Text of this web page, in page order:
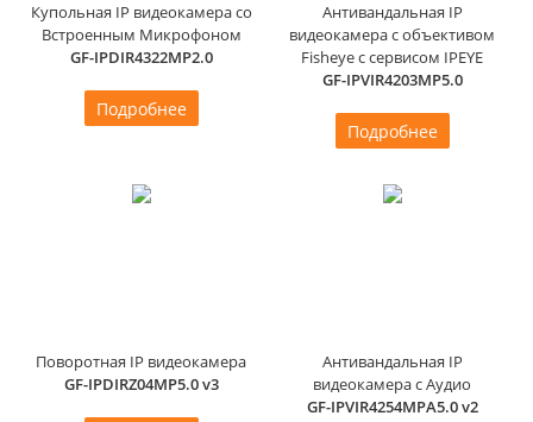
Купольная IP видеокамера со
Встроенным Микрофоном
GF-IPDIR4322MP2.0
Подробнее
Антивандальная IP
видеокамера с объективом
Fisheye с сервисом IPEYE
GF-IPVIR4203MP5.0
Подробнее
Поворотная IP видеокамера
GF-IPDIRZ04MP5.0 v3
Антивандальная IP
видеокамера с Аудио
GF-IPVIR4254MPA5.0 v2